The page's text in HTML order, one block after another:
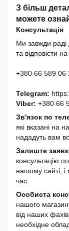
З більш
можете
Консультація
Ми завжди раді
та відповісти
+380 66 589 06
Telegram:
Viber: +380 66
Зв'язок по
які вказані на
нададуть вам
Залиште
консультацію
нашому сайті,
час.
Особиста
нашого
від наших
необхідне